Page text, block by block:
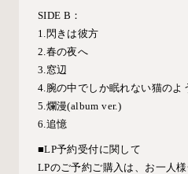
SIDE B：
1.閃きは彼方
2.春の夜へ
3.窓辺
4.腕の中でしか眠れない猫のよ
5.爛漫(album ver.)
6.追憶
■LP予約受付に関して
LPのご予約ご購入は、お一人様